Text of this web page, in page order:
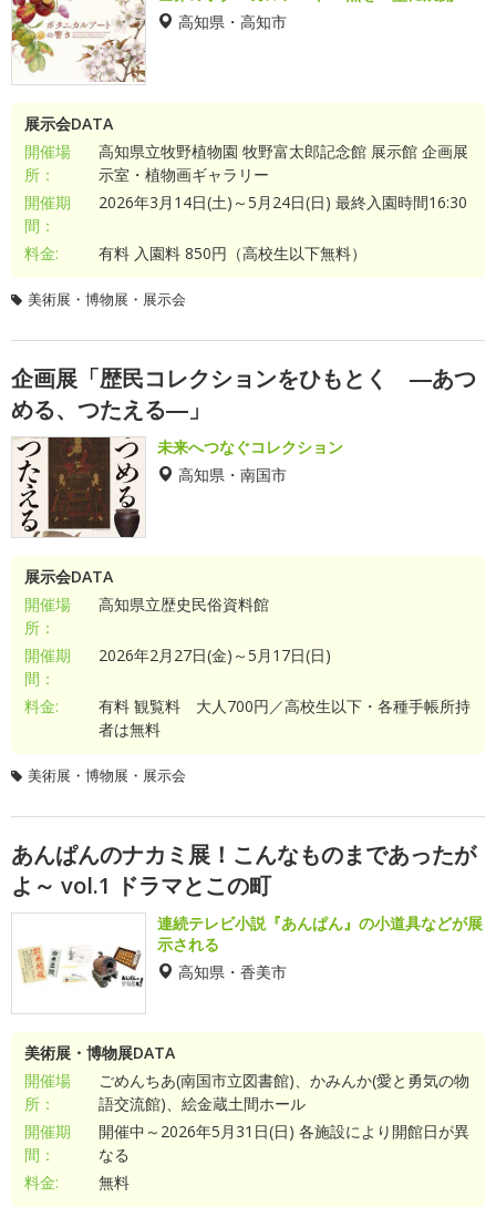
高知県・高知市
展示会DATA
開催場
所：
高知県立牧野植物園 牧野富太郎記念館 展示館 企画展
示室・植物画ギャラリー
開催期
間：
2026年3月14日(土)～5月24日(日) 最終入園時間16:30
料金: 有料 入園料 850円（高校生以下無料）
美術展・博物展・展示会
企画展「歴民コレクションをひもとく ―あつ
める、つたえる―」
未来へつなぐコレクション
高知県・南国市
展示会DATA
開催場
所：
高知県立歴史民俗資料館
開催期
間：
2026年2月27日(金)～5月17日(日)
料金:
有料 観覧料 大人700円／高校生以下・各種手帳所持
者は無料
美術展・博物展・展示会
あんぱんのナカミ展！こんなものまであったが
よ～ vol.1 ドラマとこの町
連続テレビ小説『あんぱん』の小道具などが展
示される
高知県・香美市
美術展・博物展DATA
開催場
所：
ごめんちあ(南国市立図書館)、かみんか(愛と勇気の物
語交流館)、絵金蔵土間ホール
開催期
間：
開催中～2026年5月31日(日) 各施設により開館日が異
なる
料金:
無料